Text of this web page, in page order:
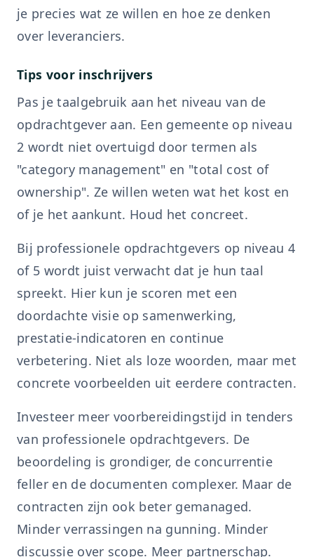
je precies wat ze willen en hoe ze denken
over leveranciers.
Tips voor inschrijvers
Pas je taalgebruik aan het niveau van de
opdrachtgever aan. Een gemeente op niveau
2 wordt niet overtuigd door termen als
"category management" en "total cost of
ownership". Ze willen weten wat het kost en
of je het aankunt. Houd het concreet.
Bij professionele opdrachtgevers op niveau 4
of 5 wordt juist verwacht dat je hun taal
spreekt. Hier kun je scoren met een
doordachte visie op samenwerking,
prestatie-indicatoren en continue
verbetering. Niet als loze woorden, maar met
concrete voorbeelden uit eerdere contracten.
Investeer meer voorbereidingstijd in tenders
van professionele opdrachtgevers. De
beoordeling is grondiger, de concurrentie
feller en de documenten complexer. Maar de
contracten zijn ook beter gemanaged.
Minder verrassingen na gunning. Minder
discussie over scope. Meer partnerschap.